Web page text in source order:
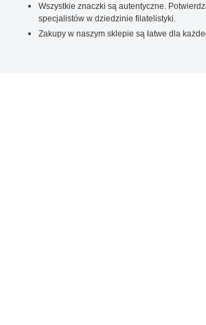
Wszystkie znaczki są autentyczne.
specjalistów w dziedzinie filatelistyki.
Zakupy w naszym sklepie są łatwe dla